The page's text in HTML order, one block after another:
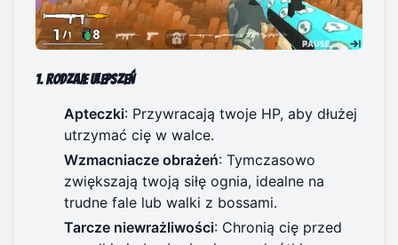
1. Rodzaje ulepszeń
Apteczki: Przywracają twoje HP, aby dłużej
utrzymać cię w walce.
Wzmacniacze obrażeń: Tymczasowo
zwiększają twoją siłę ognia, idealne na
trudne fale lub walki z bossami.
Tarcze niewrażliwości: Chronią cię przed